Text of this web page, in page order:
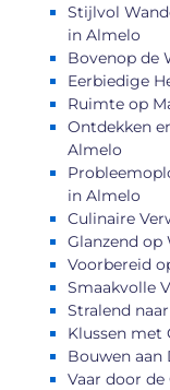
Stijlvol
in Almelo
Bovenop de
Eerbiedige
Ruimte op
Ontdekken
Almelo
in Almelo
Culinaire
Glanzend op
Voorbereid
Smaakvolle
Stralend
Klussen met
Bouwen
Vaar door